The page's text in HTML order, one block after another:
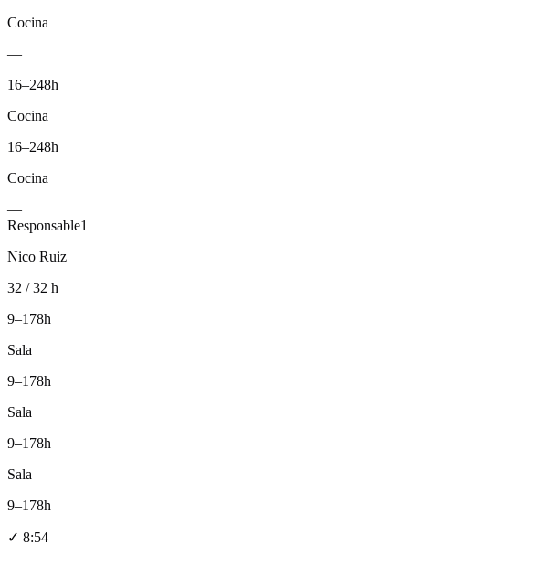
Cocina
—
16–248h
Cocina
16–248h
Cocina
—
Responsable1
Nico Ruiz
32 / 32 h
9–178h
Sala
9–178h
Sala
9–178h
Sala
9–178h
✓ 8:54